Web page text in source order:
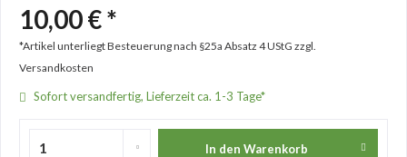
10,00 € *
*Artikel unterliegt Besteuerung nach §25a Absatz 4 UStG zzgl.
Versandkosten
Sofort versandfertig, Lieferzeit ca. 1-3 Tage*
In den Warenkorb